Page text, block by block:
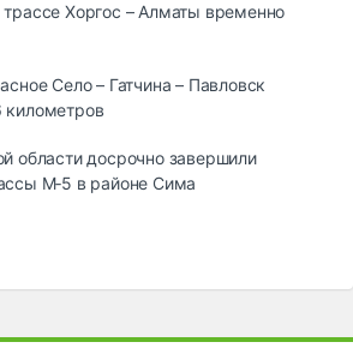
Хоргос – Алматы временно
Село – Гатчина – Павловск
километров
области досрочно завершили
М‑5 в районе Сима